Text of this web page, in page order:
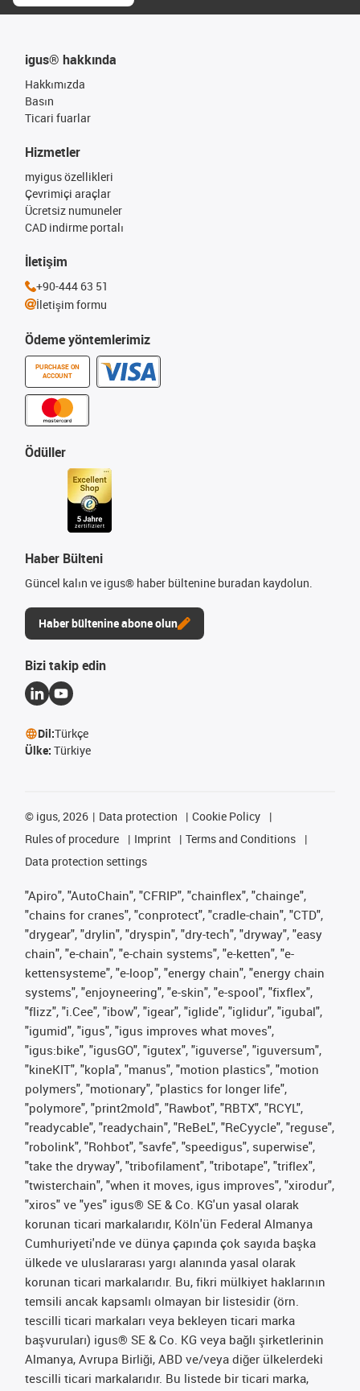
igus® hakkında
Hakkımızda
Basın
Ticari fuarlar
Ödeme yöntemlerimiz
PURCHASE ON
ACCOUNT
Hizmetler
myigus özellikleri
Çevrimiçi araçlar
Ücretsiz numuneler
CAD indirme portalı
Ödüller
Haber Bülteni
Güncel kalın ve igus® haber bültenine buradan kaydolun.
Haber bültenine abone olun
İletişim
+90-444 63 51
İletişim formu
Bizi takip edin
Dil:Türkçe
Ülke: Türkiye
© igus, 2026 Data protection
Cookie Policy
Rules of procedure
Imprint
Terms and Conditions
Data protection settings
"Apiro", "AutoChain", "CFRIP", "chainflex", "chainge",
"chains for cranes", "conprotect", "cradle-chain", "CTD",
"drygear", "drylin", "dryspin", "dry-tech", "dryway", "easy
chain", "e-chain", "e-chain systems", "e-ketten", "e-
kettensysteme", "e-loop", "energy chain", "energy chain
systems", "enjoyneering", "e-skin", "e-spool", "fixflex",
"flizz", "i.Cee", "ibow", "igear", "iglide", "iglidur", "igubal",
"igumid", "igus", "igus improves what moves",
"igus:bike", "igusGO", "igutex", "iguverse", "iguversum",
"kineKIT", "kopla", "manus", "motion plastics", "motion
polymers", "motionary", "plastics for longer life",
"polymore", "print2mold", "Rawbot", "RBTX", "RCYL",
"readycable", "readychain", "ReBeL", "ReCyycle", "reguse",
"robolink", "Rohbot", "savfe", "speedigus", superwise",
"take the dryway", "tribofilament", "tribotape", "triflex",
"twisterchain", "when it moves, igus improves", "xirodur",
"xiros" ve "yes" igus® SE & Co. KG'un yasal olarak
korunan ticari markalarıdır, Köln'ün Federal Almanya
Cumhuriyeti'nde ve dünya çapında çok sayıda başka
ülkede ve uluslararası yargı alanında yasal olarak
korunan ticari markalarıdır. Bu, fikri mülkiyet haklarının
temsili ancak kapsamlı olmayan bir listesidir (örn.
tescilli ticari markaları veya bekleyen ticari marka
başvuruları) igus® SE & Co. KG veya bağlı şirketlerinin
Almanya, Avrupa Birliği, ABD ve/veya diğer ülkelerdeki
tescilli ticari markalarıdır. Bu listede bir ticari marka,